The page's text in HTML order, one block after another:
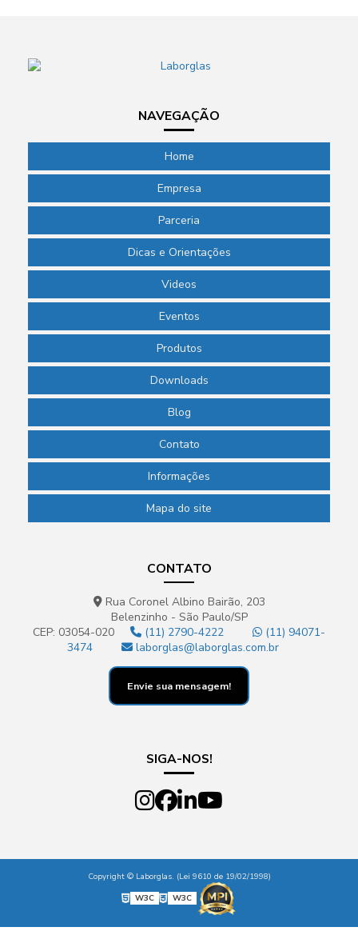
NAVEGAÇÃO
Home
Empresa
Parceria
Dicas e Orientações
Videos
Eventos
Produtos
Downloads
Blog
Contato
Informações
Mapa do site
CONTATO
Rua Coronel Albino Bairão, 203
Belenzinho - São Paulo/SP
CEP: 03054-020
(11) 2790-4222
(11) 94071-
3474
laborglas@laborglas.com.br
Envie sua mensagem!
SIGA-NOS!
Copyright © Laborglas. (Lei 9610 de 19/02/1998)
W3C
W3C